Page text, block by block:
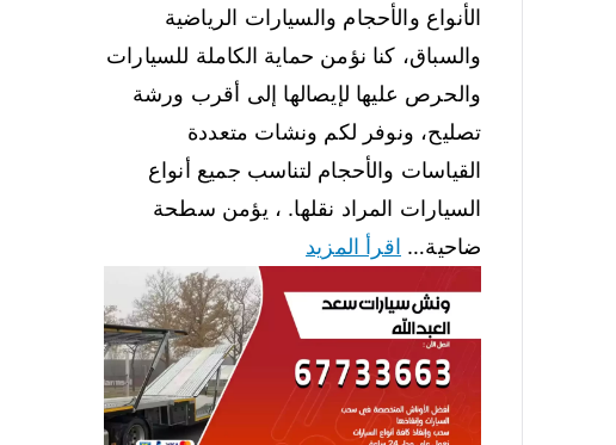
الأنواع والأحجام والسيارات الرياضية
والسباق، كنا نؤمن حماية الكاملة للسيارات
والحرص عليها لإيصالها إلى أقرب ورشة
تصليح، ونوفر لكم ونشات متعددة
القياسات والأحجام لتناسب جميع أنواع
السيارات المراد نقلها. ، يؤمن سطحة
ضاحية… اقرأ المزيد